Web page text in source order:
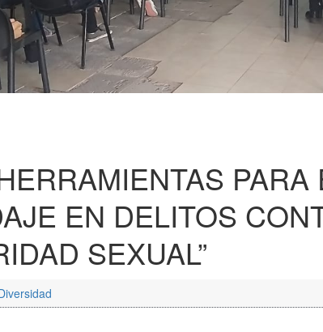
EN DELITOS
SEXUAL”